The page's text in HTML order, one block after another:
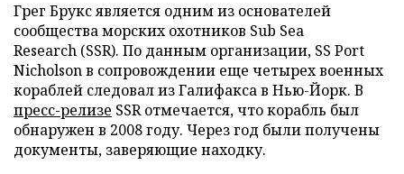
Грег Брукс является одним из основателей
сообщества морских охотников Sub Sea
Research (SSR). По данным организации, SS Port
Nicholson в сопровождении еще четырех военных
кораблей следовал из Галифакса в Нью-Йорк. В
пресс-релизе SSR отмечается, что корабль был
обнаружен в 2008 году. Через год были получены
документы, заверяющие находку.